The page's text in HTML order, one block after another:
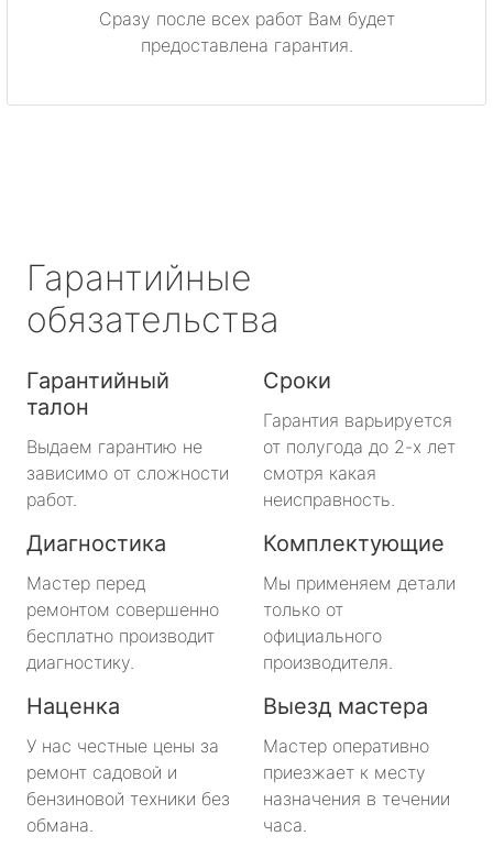
Сразу после всех работ Вам будет
предоставлена гарантия.
Гарантийные
обязательства
Гарантийный
талон
Выдаем гарантию не
зависимо от сложности
работ.
Сроки
Гарантия варьируется
от полугода до 2-х лет
смотря какая
неисправность.
Диагностика
Мастер перед
ремонтом совершенно
бесплатно производит
диагностику.
Комплектующие
Мы применяем детали
только от
официального
производителя.
Наценка
У нас честные цены за
ремонт садовой и
бензиновой техники без
обмана.
Выезд мастера
Мастер оперативно
приезжает к месту
назначения в течении
часа.